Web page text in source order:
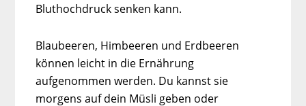
Bluthochdruck senken kann.
Blaubeeren, Himbeeren und Erdbeeren
können leicht in die Ernährung
aufgenommen werden. Du kannst sie
morgens auf dein Müsli geben oder